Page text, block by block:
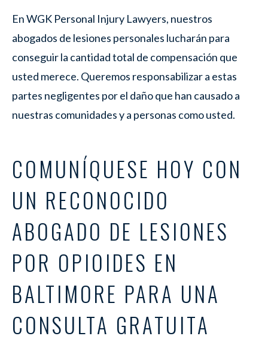
En WGK Personal Injury Lawyers, nuestros
abogados de lesiones personales lucharán para
conseguir la cantidad total de compensación que
usted merece. Queremos responsabilizar a estas
partes negligentes por el daño que han causado a
nuestras comunidades y a personas como usted.
COMUNÍQUESE HOY CON
UN RECONOCIDO
ABOGADO DE LESIONES
POR OPIOIDES EN
BALTIMORE PARA UNA
CONSULTA GRATUITA